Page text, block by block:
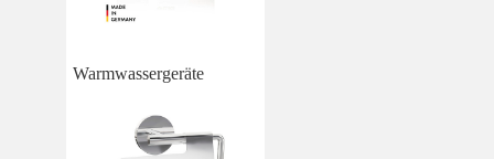
Warmwassergeräte